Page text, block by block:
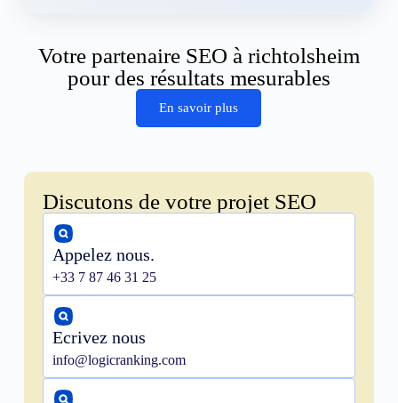
Votre partenaire SEO à richtolsheim
pour des résultats mesurables
En savoir plus
Discutons de votre projet SEO
Appelez nous.
+33 7 87 46 31 25
Ecrivez nous
info@logicranking.com